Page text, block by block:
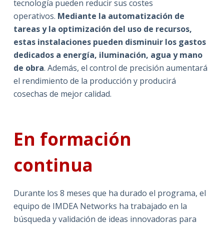
tecnología pueden reducir sus costes
operativos. Mediante la automatización de
tareas y la optimización del uso de recursos,
estas instalaciones pueden disminuir los gastos
dedicados a energía, iluminación, agua y mano
de obra. Además, el control de precisión aumentará
el rendimiento de la producción y producirá
cosechas de mejor calidad.
En formación
continua
Durante los 8 meses que ha durado el programa, el
equipo de IMDEA Networks ha trabajado en la
búsqueda y validación de ideas innovadoras para